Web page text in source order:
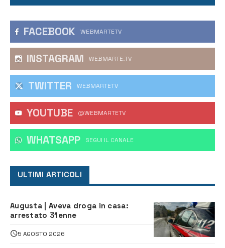
FACEBOOK WEBMARTETV
INSTAGRAM WEBMARTE.TV
TWITTER WEBMARTETV
YOUTUBE @WEBMARTETV
WHATSAPP ‎SEGUI IL CANALE
ULTIMI ARTICOLI
Augusta | Aveva droga in casa:
arrestato 31enne
5 AGOSTO 2026